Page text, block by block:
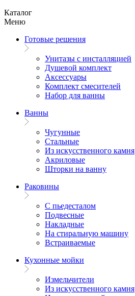
Каталог
Меню
Готовые решения
Унитазы с инсталляцией
Душевой комплект
Аксессуары
Комплект смесителей
Набор для ванны
Ванны
Чугунные
Стальные
Из искусственного камня
Акриловые
Шторки на ванну
Раковины
С пьедесталом
Подвесные
Накладные
На стиральную машину
Встраиваемые
Кухонные мойки
Измельчители
Из искусственного камня